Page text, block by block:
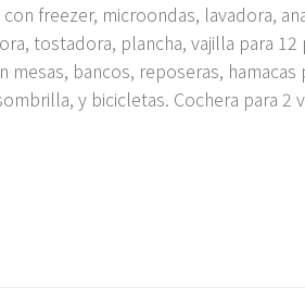
freezer, microondas, lavadora,
tostadora, plancha, vajilla para 12
bancos, reposeras,
y bicicletas. Cochera para 2